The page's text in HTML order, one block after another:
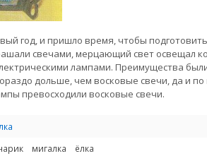
год, и пришло время, чтобы
свечами, мерцающий свет освещал
лампами. Преимущества
дольше, чем восковые свечи, да и
превосходили восковые свечи.
мигалка ёлка